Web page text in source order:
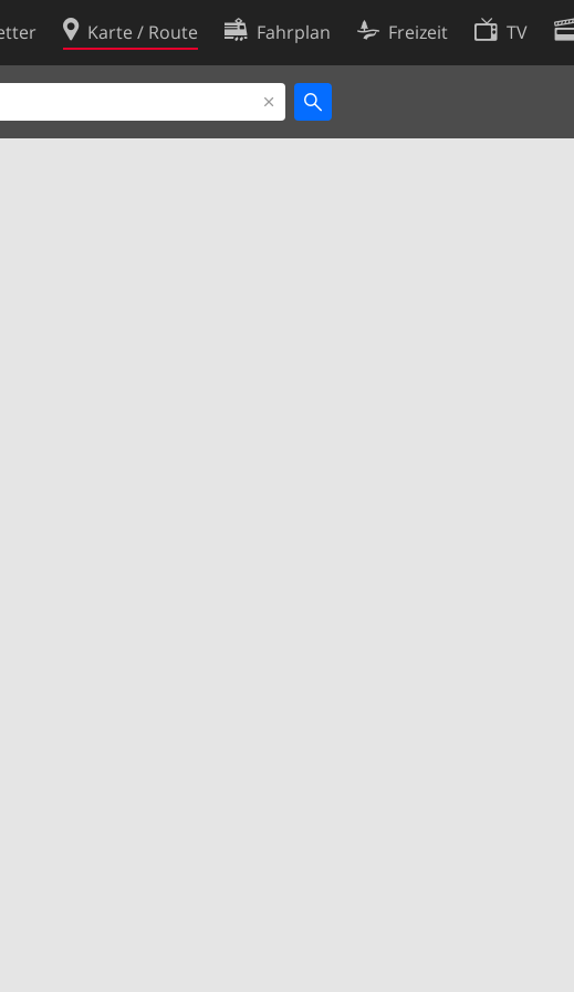
Karte / Route Fahrplan Freizeit TV
Cookie-Richtlinie
Cookie-Einstellungen